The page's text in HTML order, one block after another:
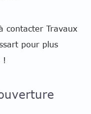
contacter Travaux
pour plus
!